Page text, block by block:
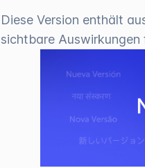
Diese Version enthält
sichtbare Auswirkungen